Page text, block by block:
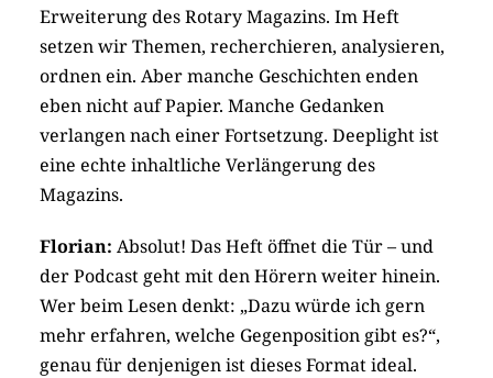
Erweiterung des Rotary Magazins. Im Heft
setzen wir Themen, recherchieren, analysieren,
ordnen ein. Aber manche Geschichten enden
eben nicht auf Papier. Manche Gedanken
verlangen nach einer Fortsetzung. Deeplight ist
eine echte inhaltliche Verlängerung des
Magazins.
Florian: Absolut! Das Heft öffnet die Tür – und
der Podcast geht mit den Hörern weiter hinein.
Wer beim Lesen denkt: „Dazu würde ich gern
mehr erfahren, welche Gegenposition gibt es?“,
genau für denjenigen ist dieses Format ideal.